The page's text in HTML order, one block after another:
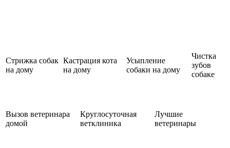
Стрижка собак
на дому
Кастрация кота
на дому
Усыпление
собаки на дому
Чистка
зубов
собаке
Вызов ветеринара
домой
Круглосуточная
ветклиника
Лучшие
ветеринары